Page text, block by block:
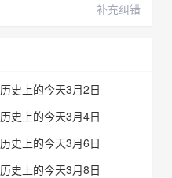
补充纠错
历史上的今天3月2日
历史上的今天3月4日
历史上的今天3月6日
历史上的今天3月8日